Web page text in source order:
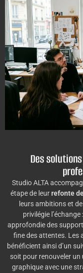
Des
Studio ALTA
étape de leurrefonte
leurs ambitions et
privilégie
approfondie des
fine des attentes. Les
bénéficient ainsi d’un
soit pour renouveler un
graphique avec une